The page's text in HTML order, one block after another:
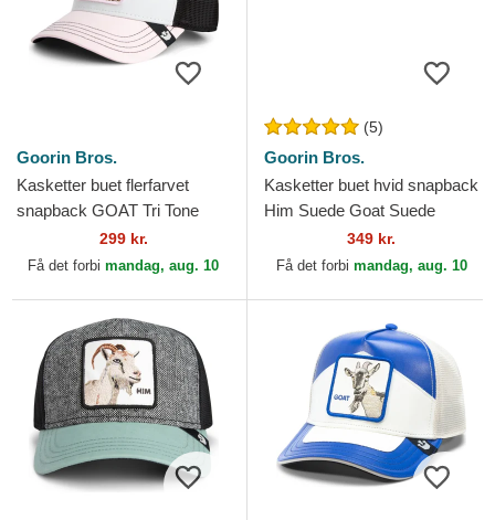
Goorin Bros.
Kasketter buet flerfarvet
snapback GOAT Tri Tone
The Farm Goorin Bros.
299 kr.
Få det forbi mandag, aug. 10
(5)
Goorin Bros.
Kasketter buet hvid snapback
Him Suede Goat Suede
Truckers The Farm Goorin
Bros.
349 kr.
Få det forbi mandag, aug. 10